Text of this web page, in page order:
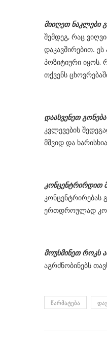
მიიღეთ ნაკლები
შემდეგ, რაც
დაკავშირებით.
პოზიტიური იყოს,
თქვენს
დაასვენეთ გონება
კვლევების
მშვიდ და
კონცენტრირდით
კონცენტრირებას
ერთდროულად
მოუსმინეთ როკს
აგრძნობინებს
ᲬᲐᲠᲛᲐᲢᲔᲑᲐ